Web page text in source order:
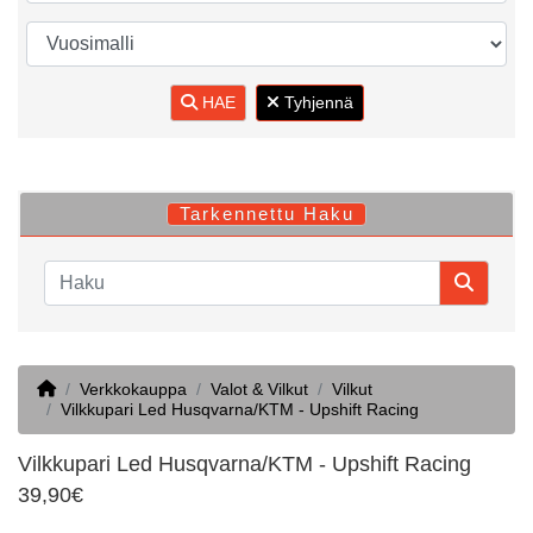
HAE Tyhjennä
Tarkennettu Haku
HomeVerkkokauppa Valot & Vilkut
Vilkut
Vilkkupari Led Husqvarna/KTM - Upshift Racing
Vilkkupari Led Husqvarna/KTM - Upshift Racing
39,90€